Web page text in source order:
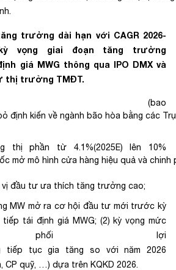
trưởng dài hạn với CAGR 2026-
kỳ vọng giai đoạn tăng trưởng
giá MWG thông qua IPO DMX và
thị trường TMĐT.
(bao
định kiến về ngành bão hòa bằng các
thị phần từ 4.1%(2025E) lên 10%
mở mô hình cửa hàng hiệu quả và chinh
vị đầu tư ưa thích tăng trưởng cao;
MW mở ra cơ hội đầu tư mới trước kỳ
tiếp tái định giá MWG; (2) kỳ vọng mức
phối lợi
tiếp tục gia tăng so với năm 2026
CP quỹ, …) dựa trên KQKD 2026.